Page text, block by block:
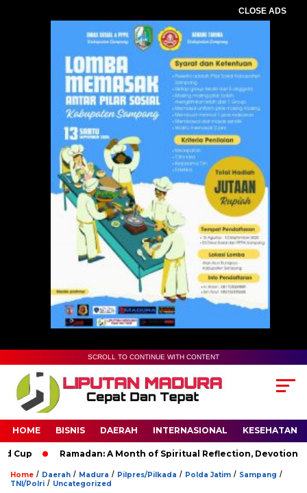
CLOSE ADS
SCROLL TO CONTINUE WITH CONTENT
HOME BISNIS DAERAH INTERNASIONAL KESEHATAN
Ramadan: A Month of Spiritual Reflection, Devotion, and
Home / Daerah / Madura / Pilpres/Pilkada / Polda Jatim / Sampang /
TNI/Polri / Uncategorized